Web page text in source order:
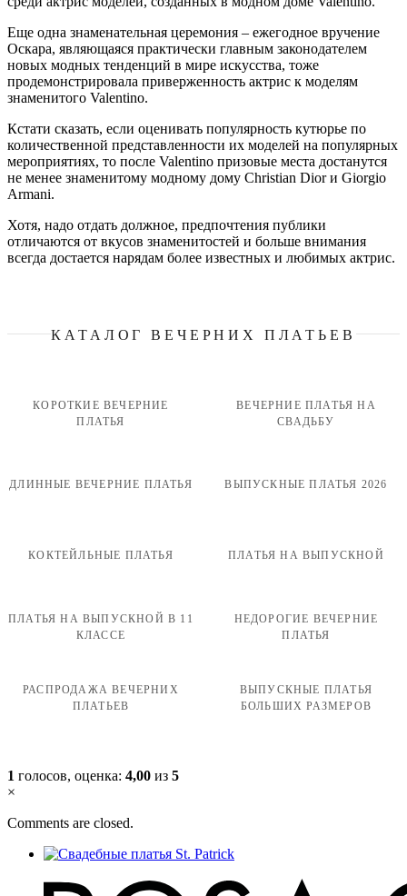
Еще одна знаменательная церемония – ежегодное вручение
Оскара, являющаяся практически главным законодателем
новых модных тенденций в мире искусства, тоже
продемонстрировала приверженность актрис к моделям
знаменитого Valentino.
Кстати сказать, если оценивать популярность кутюрье по
количественной представленности их моделей на популярных
мероприятиях, то после Valentino призовые места достанутся
не менее знаменитому модному дому Christian Dior и Giorgio
Armani.
Хотя, надо отдать должное, предпочтения публики
отличаются от вкусов знаменитостей и больше внимания
всегда достается нарядам более известных и любимых актрис.
КАТАЛОГ ВЕЧЕРНИХ ПЛАТЬЕВ
КОРОТКИЕ ВЕЧЕРНИЕ
ПЛАТЬЯ
ВЕЧЕРНИЕ ПЛАТЬЯ НА
СВАДЬБУ
ДЛИННЫЕ ВЕЧЕРНИЕ ПЛАТЬЯ ВЫПУСКНЫЕ ПЛАТЬЯ 2026
КОКТЕЙЛЬНЫЕ ПЛАТЬЯ ПЛАТЬЯ НА ВЫПУСКНОЙ
ПЛАТЬЯ НА ВЫПУСКНОЙ В 11
КЛАССЕ
НЕДОРОГИЕ ВЕЧЕРНИЕ
ПЛАТЬЯ
РАСПРОДАЖА ВЕЧЕРНИХ
ПЛАТЬЕВ
ВЫПУСКНЫЕ ПЛАТЬЯ
БОЛЬШИХ РАЗМЕРОВ
1 голосов, оценка: 4,00 из 5
×
Comments are closed.